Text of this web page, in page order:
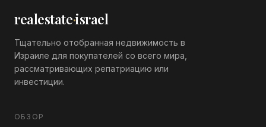
realestate·israel
Тщательно отобранная недвижимость в
Израиле для покупателей со всего мира,
рассматривающих репатриацию или
инвестиции.
ОБЗОР